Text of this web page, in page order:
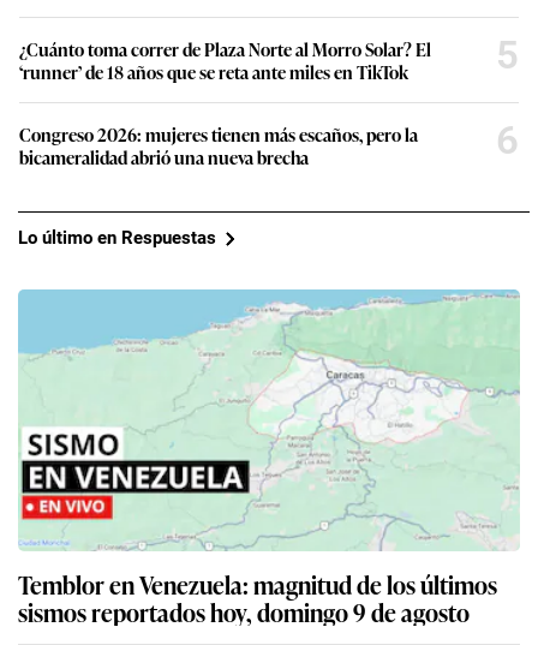
¿Cuánto toma correr de Plaza Norte al Morro Solar? El
‘runner’ de 18 años que se reta ante miles en TikTok
5
Congreso 2026: mujeres tienen más escaños, pero la
bicameralidad abrió una nueva brecha
6
Lo último en Respuestas
Temblor en Venezuela: magnitud de los últimos
sismos reportados hoy, domingo 9 de agosto